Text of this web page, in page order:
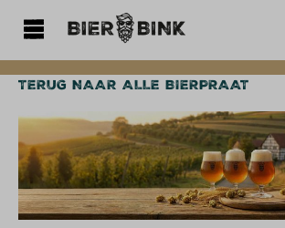
TERUG NAAR ALLE BIERPRAAT